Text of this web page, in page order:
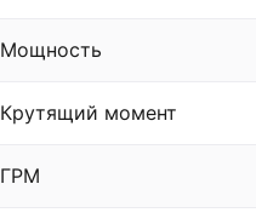
Мощность
Крутящий момент
ГРМ